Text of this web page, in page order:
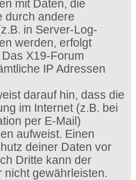
mit Daten, die
durch andere
in Server-Log-
werden, erfolgt
X19-Forum
IP Adressen
darauf hin, dass die
im Internet (z.B. bei
per E-Mail)
aufweist. Einen
deiner Daten vor
Dritte kann der
nicht gewährleisten.